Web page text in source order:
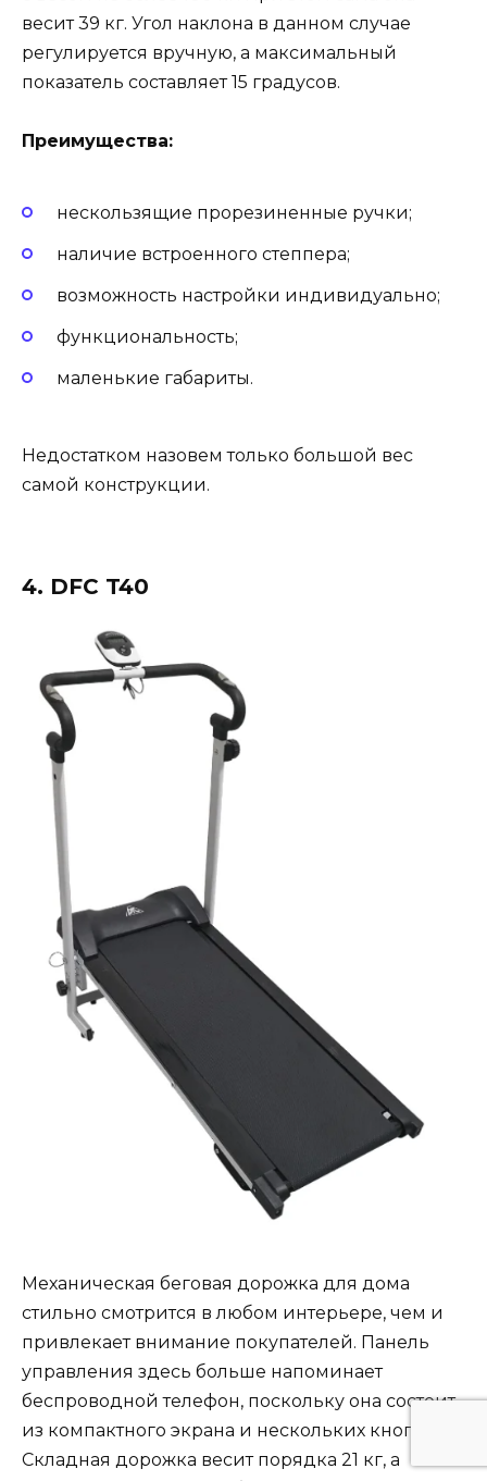
весит 39 кг. Угол наклона в данном случае
регулируется вручную, а максимальный
показатель составляет 15 градусов.
Преимущества:
нескользящие прорезиненные ручки;
наличие встроенного степпера;
возможность настройки индивидуально;
функциональность;
маленькие габариты.
Недостатком назовем только большой вес
самой конструкции.
4. DFC T40
Механическая беговая дорожка для дома
стильно смотрится в любом интерьере, чем и
привлекает внимание покупателей. Панель
управления здесь больше напоминает
беспроводной телефон, поскольку она состоит
из компактного экрана и нескольких кнопок.
Складная дорожка весит порядка 21 кг, а